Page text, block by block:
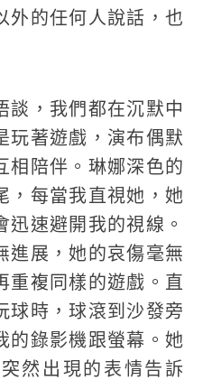
外的任何人說話，也
談，我們都在沉默中
玩著遊戲，演布偶默
相陪伴。琳娜深色的
，每當我直視她，她
迅速避開我的視線。
進展，她的哀傷毫無
重複同樣的遊戲。直
球時，球滾到沙發旁
的錄影機跟螢幕。她
然出現的表情告訴